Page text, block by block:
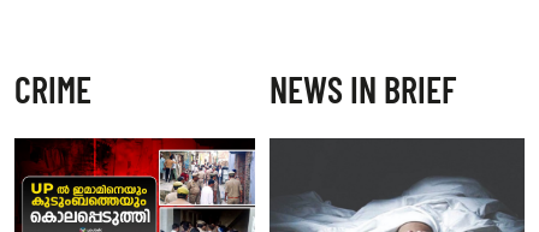
CRIME NEWS IN BRIEF